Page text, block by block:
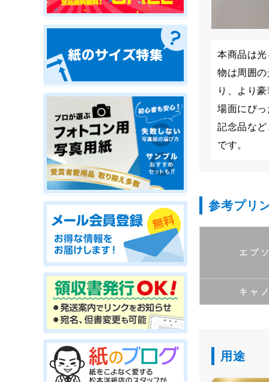
本商品は
物は周囲
り、より
場面にぴ
記念品な
です。
参考プリ
エプ
キャ
用途